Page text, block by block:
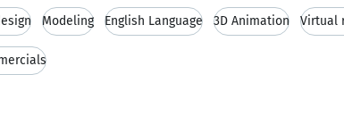
Modeling English Language 3D Animation Virtual